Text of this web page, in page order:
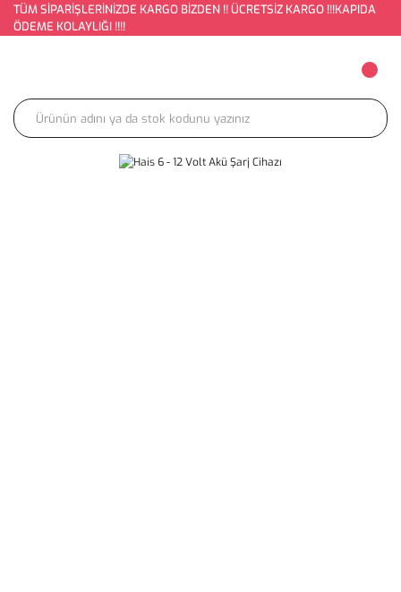
TÜM SİPARİŞLERİNİZDE KARGO BİZDEN !! ÜCRETSİZ KARGO !!!KAPIDA
ÖDEME KOLAYLIĞI !!!!